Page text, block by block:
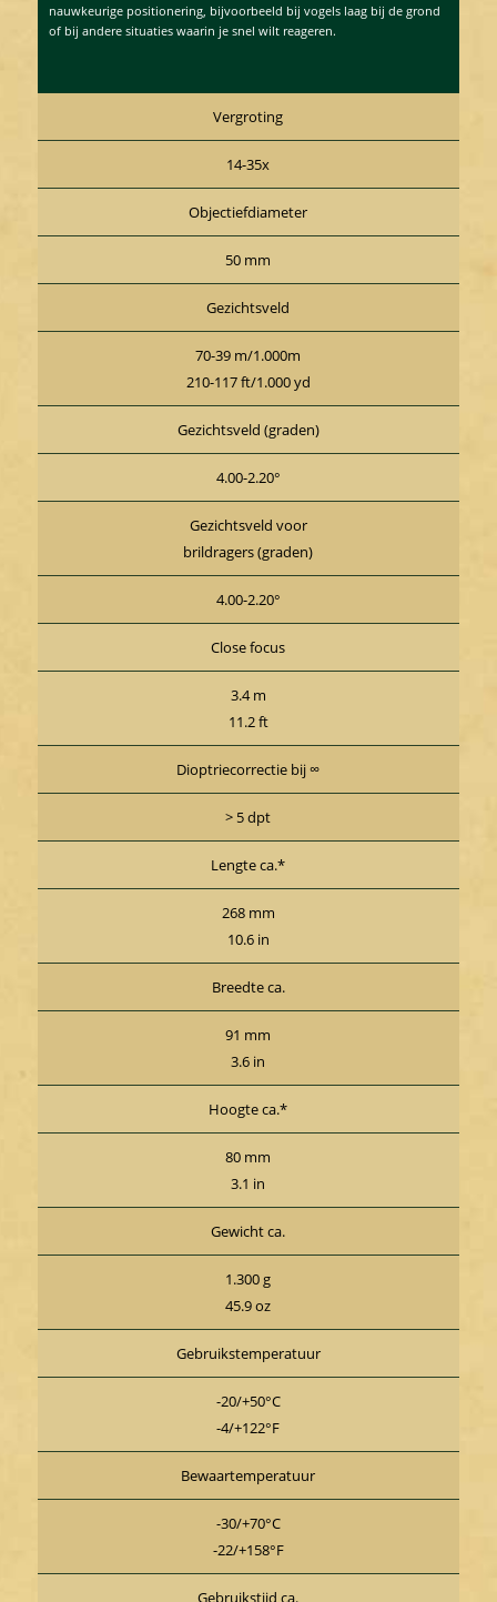
nauwkeurige positionering, bijvoorbeeld bij vogels laag bij de grond
of bij andere situaties waarin je snel wilt reageren.
Vergroting
14-35x
Objectiefdiameter
50 mm
Gezichtsveld
70-39 m/1.000m
210-117 ft/1.000 yd
Gezichtsveld (graden)
4.00-2.20°
Gezichtsveld voor
brildragers (graden)
4.00-2.20°
Close focus
3.4 m
11.2 ft
Dioptriecorrectie bij ∞
> 5 dpt
Lengte ca.*
268 mm
10.6 in
Breedte ca.
91 mm
3.6 in
Hoogte ca.*
80 mm
3.1 in
Gewicht ca.
1.300 g
45.9 oz
Gebruikstemperatuur
-20/+50°C
-4/+122°F
Bewaartemperatuur
-30/+70°C
-22/+158°F